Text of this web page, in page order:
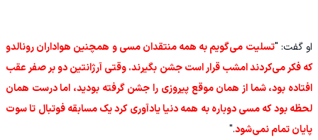
او گفت: "تسلیت می‌گویم به همه منتقدان مسی و همچنین هواداران رونالدو
که فکر می‌کردند امشب قرار است جشن بگیرند. وقتی آرژانتین دو بر صفر عقب
افتاده بود، شما از همان موقع پیروزی را جشن گرفته بودید، اما درست همان
لحظه بود که مسی دوباره به همه دنیا یادآوری کرد یک مسابقه فوتبال تا سوت
پایان تمام نمی‌شود."